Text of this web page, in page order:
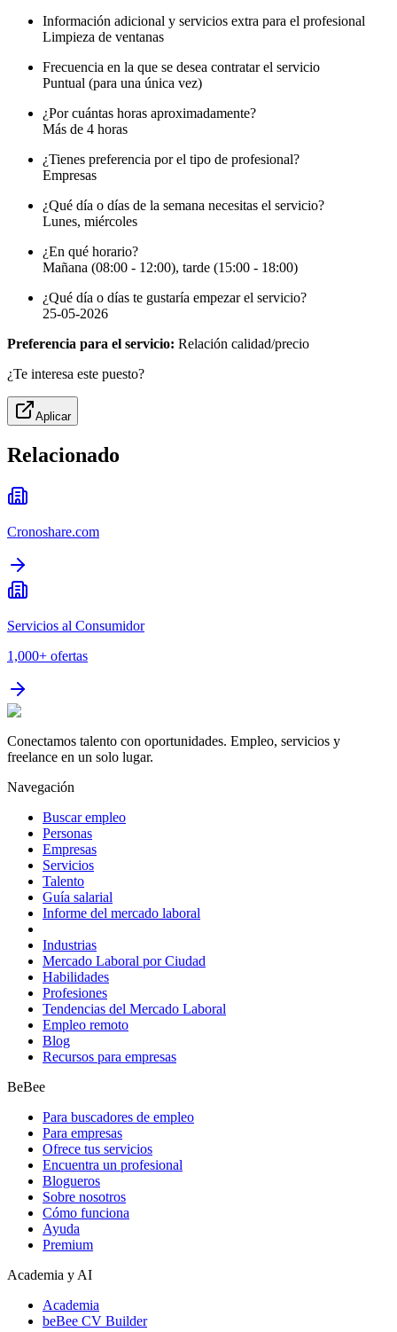
Información adicional y servicios extra para el profesional
Limpieza de ventanas
Frecuencia en la que se desea contratar el servicio
Puntual (para una única vez)
¿Por cuántas horas aproximadamente?
Más de 4 horas
¿Tienes preferencia por el tipo de profesional?
Empresas
¿Qué día o días de la semana necesitas el servicio?
Lunes, miércoles
¿En qué horario?
Mañana (08:00 - 12:00), tarde (15:00 - 18:00)
¿Qué día o días te gustaría empezar el servicio?
25-05-2026
Preferencia para el servicio: Relación calidad/precio
¿Te interesa este puesto?
Aplicar
Relacionado
Cronoshare.com
Servicios al Consumidor
1,000+ ofertas
Conectamos talento con oportunidades. Empleo, servicios y
freelance en un solo lugar.
Navegación
Buscar empleo
Personas
Empresas
Servicios
Talento
Guía salarial
Informe del mercado laboral
Industrias
Mercado Laboral por Ciudad
Habilidades
Profesiones
Tendencias del Mercado Laboral
Empleo remoto
Blog
Recursos para empresas
BeBee
Para buscadores de empleo
Para empresas
Ofrece tus servicios
Encuentra un profesional
Blogueros
Sobre nosotros
Cómo funciona
Ayuda
Premium
Academia y AI
Academia
beBee CV Builder